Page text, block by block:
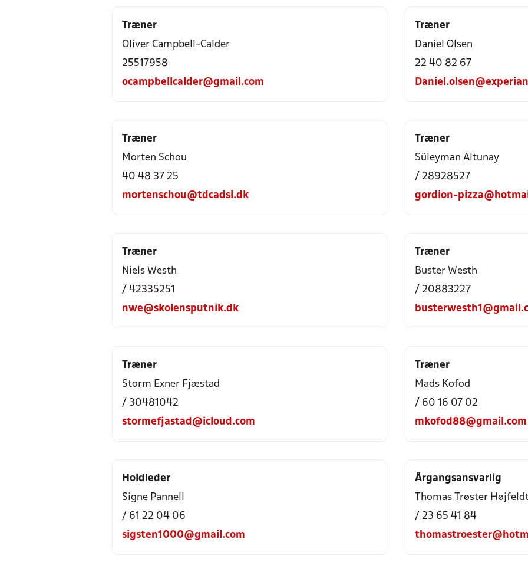
Træner
Oliver Campbell-Calder
25517958
ocampbellcalder@gmail.com
Træner
Daniel Olsen
22 40 82 67
Træner
Morten Schou
40 48 37 25
mortenschou@tdcadsl.dk
Træner
Süleyman Altunay
/ 28928527
gordion-
Træner
Niels Westh
/ 42335251
nwe@skolensputnik.dk
Træner
Buster Westh
/ 20883227
Træner
Storm Exner Fjæstad
/ 30481042
stormefjastad@icloud.com
Træner
Mads Kofod
/ 60 16 07 02
mkofod88@gmail.com
Holdleder
Signe Pannell
/ 61 22 04 06
sigsten1000@gmail.com
Årgangsansvarlig
Thomas Trøster
/ 23 65 41 84